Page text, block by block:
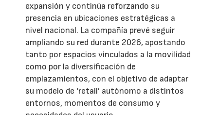
expansión y continúa reforzando su
presencia en ubicaciones estratégicas a
nivel nacional. La compañía prevé seguir
ampliando su red durante 2026, apostando
tanto por espacios vinculados a la movilidad
como por la diversificación de
emplazamientos, con el objetivo de adaptar
su modelo de ‘retail’ autónomo a distintos
entornos, momentos de consumo y